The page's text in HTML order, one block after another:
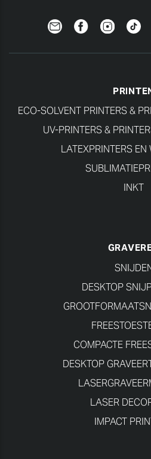
NewsletterFacebookInstagram
ECO-SOLVENT PRINTERS &
UV-PRINTERS &
LATEXPRINTERS EN
INKT
DESKTOP
COMPACTE
DESKTOP
LASER
IMPACT